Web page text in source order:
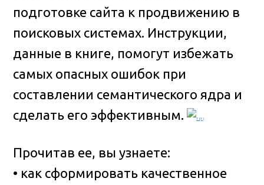
подготовке сайта к продвижению в
поисковых системах. Инструкции,
данные в книге, помогут избежать
самых опасных ошибок при
составлении семантического ядра и
сделать его эффективным.
Прочитав ее, вы узнаете:
• как сформировать качественное